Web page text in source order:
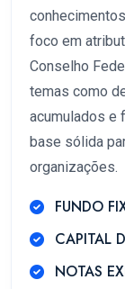
foco em
Conselho
temas como
acumulados e
base sólida
organizações.
FUNDO
CAPITAL
NOTAS